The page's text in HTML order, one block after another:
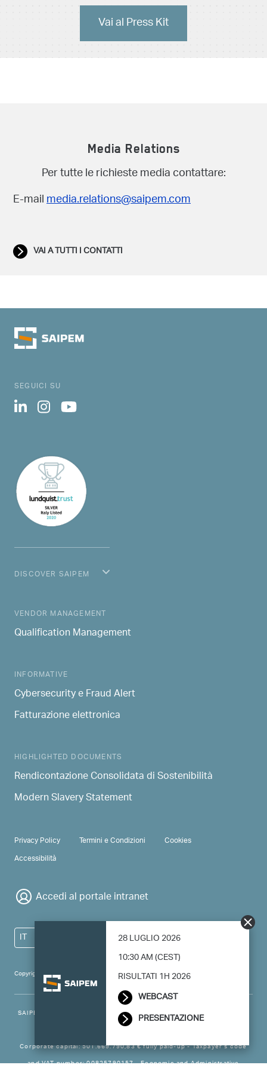
Vai al Press Kit
Media Relations
Per tutte le richieste media contattare:
E-mailmedia.relations@saipem.com
VAI A TUTTI I CONTATTI
28 LUGLIO 2026
10:30 AM (CEST)
RISULTATI 1H 2026
WEBCAST
PRESENTAZIONE
SEGUICI SU
DISCOVER SAIPEM
MAIN NAVIGATION
VENDOR MANAGEMENT
Qualification Management
INFORMATIVE
Cybersecurity e Fraud Alert
Fatturazione elettronica
HIGHLIGHTED DOCUMENTS
Rendicontazione Consolidata di Sostenibilità
Modern Slavery Statement
Copyright 2024 Saipem - All right reserved
PRIVACY & TERMS
Privacy Policy Termini e Condizioni
Cookies
Accessibilità
Accedi al portale intranet
IT
SAIPEM SpA - Registered office: Via Luigi Russolo, 5, 20138, Milano -
Italy
Corporate capital: 501.669.790,83 € fully paid-up - Taxpayer’s code
and VAT number: 00825790157 - Economic and Administrative